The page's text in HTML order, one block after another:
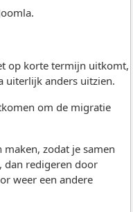
op korte termijn uitkomt,
uiterlijk anders uitzien.
om de migratie
maken, zodat je samen
dan redigeren door
weer een andere